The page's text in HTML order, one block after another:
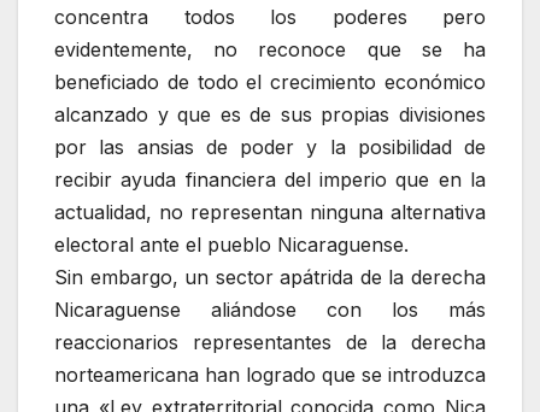
concentra todos los poderes pero
evidentemente, no reconoce que se ha
beneficiado de todo el crecimiento económico
alcanzado y que es de sus propias divisiones
por las ansias de poder y la posibilidad de
recibir ayuda financiera del imperio que en la
actualidad, no representan ninguna alternativa
electoral ante el pueblo Nicaraguense.
Sin embargo, un sector apátrida de la derecha
Nicaraguense aliándose con los más
reaccionarios representantes de la derecha
norteamericana han logrado que se introduzca
una «Ley extraterritorial conocida como Nica